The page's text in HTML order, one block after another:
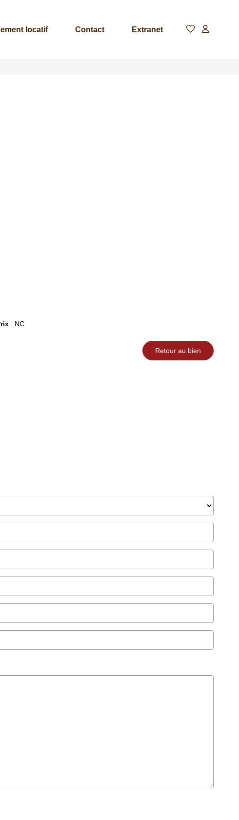
locatif Contact Extranet
: NC
Retour au bien